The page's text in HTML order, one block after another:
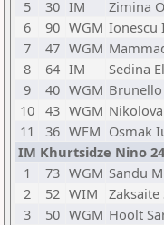
5
30 IM Zimina
6
90 WGM Ionescu
7
47 WGM
8
64 IM Sedina
9
40 WGM
10 43 WGM
11
36 WFM Osmak
IM Khurtsidze Nino
1
73 WGM Sandu
2
52 WIM Zaksaite
3
50 WGM Hoolt